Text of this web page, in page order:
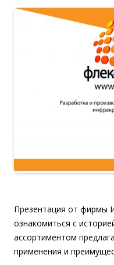
Презентация от фирмы
ознакомиться с
ассортиментом
применения и